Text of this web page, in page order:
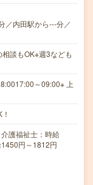
／内田駅から---分／
談もOK※週3なども
～09:00※ 上
護福祉士：時給
円～1812円